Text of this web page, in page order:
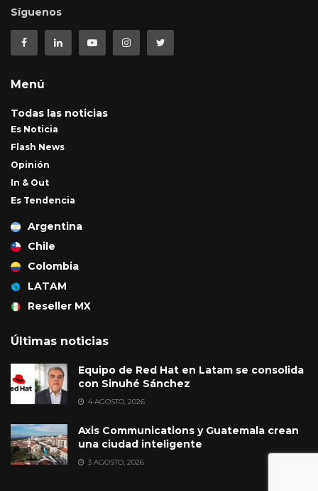
Síguenos
Menú
Todas las noticias
Es Noticia
Flash News
Opinión
In & Out
Es Tendencia
Argentina
Chile
Colombia
LATAM
Reseller MX
Últimas noticias
Equipo de Red Hat en Latam se consolida
con Sinuhé Sánchez
4 AGOSTO, 2026
Axis Communications y Guatemala crean
una ciudad inteligente
3 AGOSTO, 2026